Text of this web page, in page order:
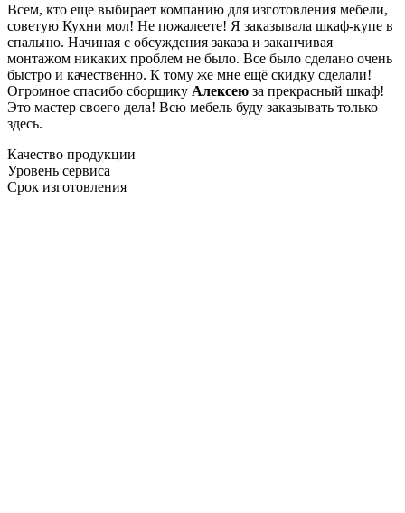
Всем, кто еще выбирает компанию для изготовления мебели,
советую Кухни мол! Не пожалеете! Я заказывала шкаф-купе в
спальню. Начиная с обсуждения заказа и заканчивая
монтажом никаких проблем не было. Все было сделано очень
быстро и качественно. К тому же мне ещё скидку сделали!
Огромное спасибо сборщику Алексею за прекрасный шкаф!
Это мастер своего дела! Всю мебель буду заказывать только
здесь.
Качество продукции
Уровень сервиса
Срок изготовления